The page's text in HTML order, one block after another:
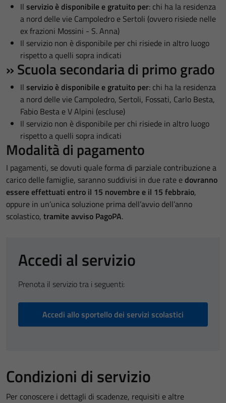
Il servizio è disponibile e gratuito per: chi ha la residenza
a nord delle vie Campoledro e Sertoli (ovvero risiede nelle
ex frazioni Mossini - S. Anna)
Il servizio non è disponibile per chi risiede in altro luogo
rispetto a quelli sopra indicati
» Scuola secondaria di primo grado
Il servizio è disponibile e gratuito per: chi ha la residenza
a nord delle vie Campoledro, Sertoli, Fossati, Carlo Besta,
Fabio Besta e V Alpini (escluse)
Il servizio non è disponibile per chi risiede in altro luogo
rispetto a quelli sopra indicati
Modalità di pagamento
I pagamenti, se dovuti quale forma di parziale contribuzione a
carico delle famiglie, saranno suddivisi in due rate edovranno
essere effettuati entro il 15 novembre e il 15 febbraio,
oppure in un’unica soluzione prima dell’avvio dell’anno
scolastico, tramite avviso PagoPA.
Accedi al servizio
Prenota il servizio tra i seguenti:
Accedi allo sportello dei servizi scolastici
Condizioni di servizio
Per conoscere i dettagli di scadenze, requisiti e altre